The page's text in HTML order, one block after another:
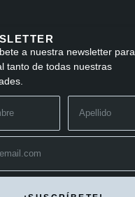
a nuestra newsletter para
tanto de todas nuestras